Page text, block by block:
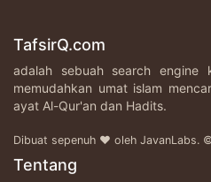
TafsirQ.com
adalah sebuah search engine
memudahkan umat islam
ayat Al-Qur'an dan Hadits.
Dibuat sepenuh ♥ oleh JavanLabs.
Tentang